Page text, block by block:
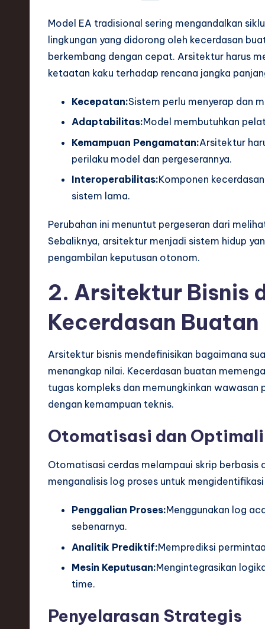
ft
w
Model EA tradisional sering mengandalkan
lingkungan yang didorong oleh kecerdasan
berkembang dengan cepat. Arsitektur harus
ketaatan kaku terhadap rencana jangka
Kecepatan:Sistem perlu menyerap dan
Adaptabilitas:Model membutuhkan
Kemampuan Pengamatan:Arsitektur
perilaku model dan pergeserannya.
Interoperabilitas:Komponen
sistem lama.
Perubahan ini menuntut pergeseran dari
Sebaliknya, arsitektur menjadi sistem hidup
pengambilan keputusan otonom.
2. Arsitektur Bisnis
Kecerdasan Buatan
Arsitektur bisnis mendefinisikan bagaimana
menangkap nilai. Kecerdasan buatan
tugas kompleks dan memungkinkan wawasan
dengan kemampuan teknis.
Otomatisasi dan
Otomatisasi cerdas melampaui skrip berbasis
menganalisis log proses untuk
Penggalian Proses:Menggunakan log
sebenarnya.
Analitik Prediktif:Memprediksi
Mesin Keputusan:Mengintegrasikan
time.
Penyelarasan Strategis